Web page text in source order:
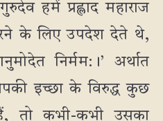
हमें प्रह्लाद महाराज
के लिए उपदेश देते थे,
निर्मम:।’ अर्थात
इच्छा के विरुद्ध कुछ
तो कभी-कभी उसका